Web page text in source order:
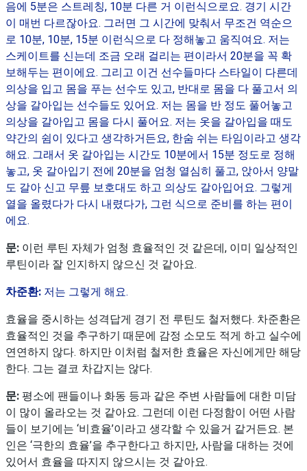
음에 5분은 스트레칭, 10분 다른 거 이런식으로요. 경기 시간
이 매번 다르잖아요. 그러면 그 시간에 맞춰서 무조건 역순으
로 10분, 10분, 15분 이런식으로 다 정해놓고 움직여요. 저는
스케이트를 신는데 조금 오래 걸리는 편이라서 20분을 꼭 확
보해두는 편이에요. 그리고 이건 선수들마다 스타일이 다른데
의상을 입고 몸을 푸는 선수도 있고, 반대로 몸을 다 풀고서 의
상을 갈아입는 선수들도 있어요. 저는 몸을 반 정도 풀어놓고
의상을 갈아입고 몸을 다시 풀어요. 저는 옷을 갈아입을 때도
약간의 쉼이 있다고 생각하거든요, 한숨 쉬는 타임이라고 생각
해요. 그래서 옷 갈아입는 시간도 10분에서 15분 정도로 정해
놓고, 옷 갈아입기 전에 20분을 엄청 열심히 풀고, 앉아서 양말
도 갈아 신고 무릎 보호대도 하고 의상도 갈아입어요. 그렇게
열을 올렸다가 다시 내렸다가, 그런 식으로 준비를 하는 편이
에요.
문: 이런 루틴 자체가 엄청 효율적인 것 같은데, 이미 일상적인
루틴이라 잘 인지하지 않으신 것 같아요.
차준환: 저는 그렇게 해요.
효율을 중시하는 성격답게 경기 전 루틴도 철저했다. 차준환은
효율적인 것을 추구하기 때문에 감정 소모도 적게 하고 실수에
연연하지 않다. 하지만 이처럼 철저한 효율은 자신에게만 해당
한다. 그는 결코 차갑지는 않다.
문:평소에 팬들이나 화동 등과 같은 주변 사람들에 대한 미담
이 많이 올라오는 것 같아요. 그런데 이런 다정함이 어떤 사람
들이 보기에는 ‘비효율’이라고 생각할 수 있을거 같거든요. 본
인은 ‘극한의 효율’을 추구한다고 하지만, 사람을 대하는 것에
있어서 효율을 따지지 않으시는 것 같아요.